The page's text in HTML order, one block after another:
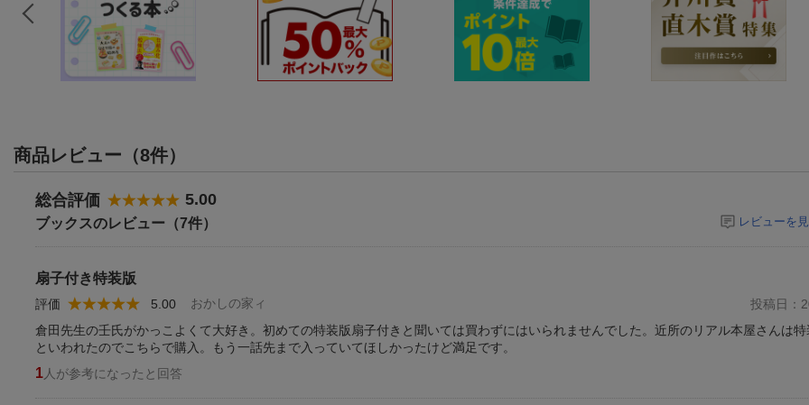
商品レビュー（8件）
総合評価 5.00
ブックスのレビュー（7件） レビューを
扇子付き特装版
おかしの家ィ
評価 5.00
投稿日：
倉田先生の壬氏がかっこよくて大好き。初めての特装版扇子付きと聞いては買わずにはいられませんでした。近所のリアル本屋さんは
といわれたのでこちらで購入。もう一話先まで入っていてほしかったけど満足です。
1 人が参考になったと回答